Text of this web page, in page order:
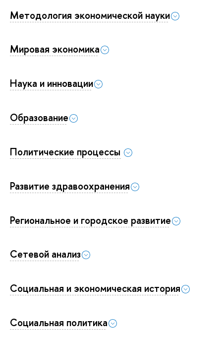
Методология экономической науки
Мировая экономика
Наука и инновации
Образование
Политические процессы
Развитие здравоохранения
Региональное и городское развитие
Сетевой анализ
Социальная и экономическая история
Социальная политика